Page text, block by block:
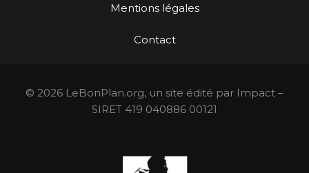
Mentions légales
Contact
© 2026 LeBonPlan.org, un site édité par Impact –
SIRET 419 040886 00121